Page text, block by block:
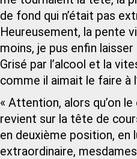
de fond qui n’était pas
Heureusement, la pente
moins, je pus enfin
Grisé par l’alcool et la
comme il aimait le faire à
« Attention, alors qu’on
revient sur la tête de
en deuxième position, en
extraordinaire,